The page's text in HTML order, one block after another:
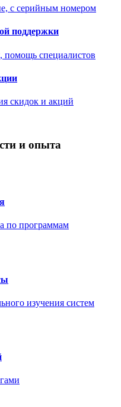
с серийным номером
поддержки
специалистов
скидок и акций
и опыта
по программам
изучения систем